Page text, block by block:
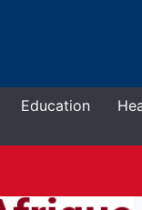
Education